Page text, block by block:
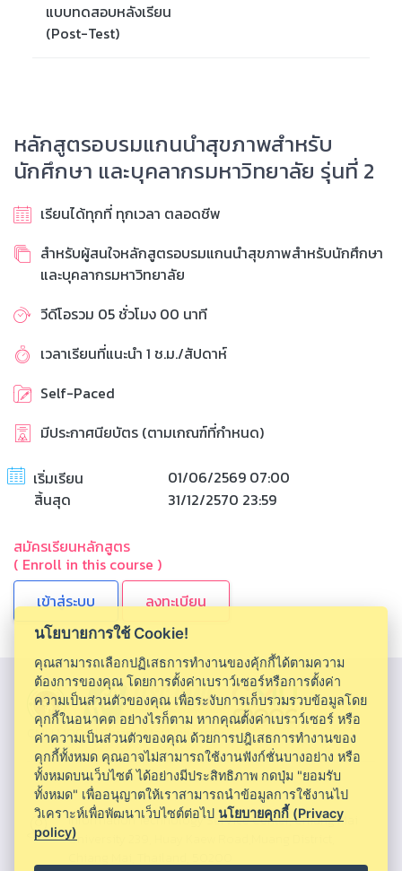
แบบทดสอบหลังเรียน
(Post-Test)
หลักสูตรอบรมแกนนำสุขภาพสำหรับ
นักศึกษา และบุคลากรมหาวิทยาลัย รุ่นที่ 2
เรียนได้ทุกที่ ทุกเวลา ตลอดชีพ
สำหรับผู้สนใจหลักสูตรอบรมแกนนำสุขภาพสำหรับนักศึกษา
และบุคลากรมหาวิทยาลัย
วีดีโอรวม 05 ชั่วโมง 00 นาที
เวลาเรียนที่แนะนำ 1 ช.ม./สัปดาห์
Self-Paced
มีประกาศนียบัตร (ตามเกณฑ์ที่กำหนด)
เริ่มเรียน
01/06/2569 07:00
สิ้นสุด
31/12/2570 23:59
สมัครเรียนหลักสูตร
( Enroll in this course )
ลงทะเบียน
CMU MOOC |Chiang Mai University
Information Technology Service Center, Chiang Mai
University 239, Huay Kaew Road,Muang District,
นโยบายการใช้ Cookie!
คุณสามารถเลือกปฏิเสธการทำงานของคุ้กกี้ได้ตามความ
ต้องการของคุณ โดยการตั้งค่าเบราว์เซอร์หรือการตั้งค่า
ความเป็นส่วนตัวของคุณ เพื่อระงับการเก็บรวมรวบข้อมูลโดย
คุกกี้ในอนาคต อย่างไรก็ตาม หากคุณตั้งค่าเบราว์เซอร์ หรือ
ค่าความเป็นส่วนตัวของคุณ ด้วยการปฎิเสธการทำงานของ
คุกกี้ทั้งหมด คุณอาจไม่สามารถใช้งานฟังก์ชั่นบางอย่าง หรือ
ทั้งหมดบนเว็บไซต์ ได้อย่างมีประสิทธิภาพ กดปุ่ม "ยอมรับ
ทั้งหมด" เพื่ออนุญาตให้เราสามารถนำข้อมูลการใช้งานไป
วิเคราะห์เพื่อพัฒนาเว็บไซต์ต่อไปนโยบายคุกกี้ (Privacy
policy)